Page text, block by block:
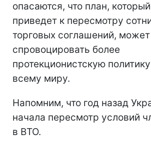
опасаются, что план, который
приведет к пересмотру
торговых соглашений, может
спровоцировать более
протекционистскую
всему миру.
Напомним, что год назад
начала пересмотр условий
в ВТО.